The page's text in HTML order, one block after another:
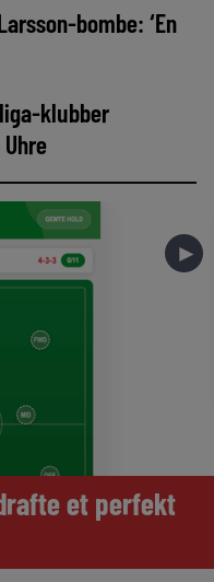
bombe: ‘En
klubber
►
et perfekt